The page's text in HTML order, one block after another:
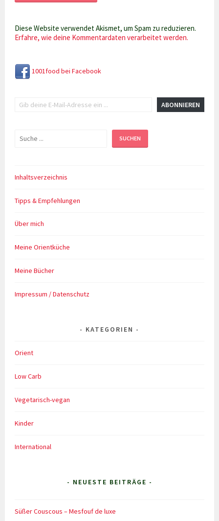
Diese Website verwendet Akismet, um Spam zu reduzieren.
Erfahre, wie deine Kommentardaten verarbeitet werden.
1001food bei Facebook
ABONNIEREN
Suchen SUCHEN
Inhaltsverzeichnis
Tipps & Empfehlungen
Über mich
Meine Orientküche
Meine Bücher
Impressum / Datenschutz
KATEGORIEN
Orient
Low Carb
Vegetarisch-vegan
Kinder
International
- NEUESTE BEITRÄGE -
Süßer Couscous – Mesfouf de luxe